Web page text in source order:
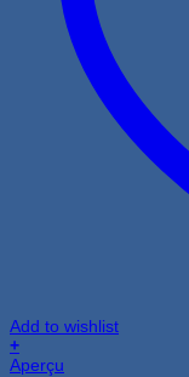
Add to wishlist
+
Aperçu